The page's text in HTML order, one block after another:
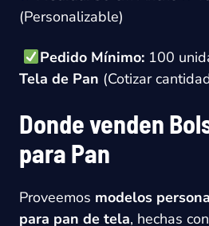
(Personalizable)
Pedido Mínimo:100
Tela de Pan (Cotizar
Donde venden
para Pan
Proveemos modelos
para pan de tela, hechas